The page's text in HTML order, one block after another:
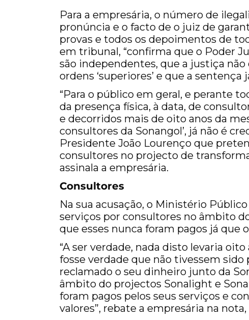
Para a empresária, o número de
pronúncia e o facto de o juiz de
provas e todos os depoimentos de
em tribunal, “confirma que o Poder
são independentes, que a justiça
ordens ‘superiores’ e que a
“Para o público em geral, e perante
da presença física, à data, de
e decorridos mais de oito anos da
consultores da Sonangol’, já não é
Presidente João Lourenço que
consultores no projecto de
assinala a empresária.
Consultores
Na sua acusação, o Ministério
serviços por consultores no âmbito
que esses nunca foram pagos já que
“A ser verdade, nada disto levaria
fosse verdade que não tivessem
reclamado o seu dinheiro junto da
âmbito do projectos Sonalight e
foram pagos pelos seus serviços e
valores”, rebate a empresária na